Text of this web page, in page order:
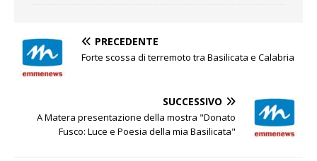
PRECEDENTE
Forte scossa di terremoto tra Basilicata e Calabria
SUCCESSIVO
A Matera presentazione della mostra "Donato
Fusco: Luce e Poesia della mia Basilicata"